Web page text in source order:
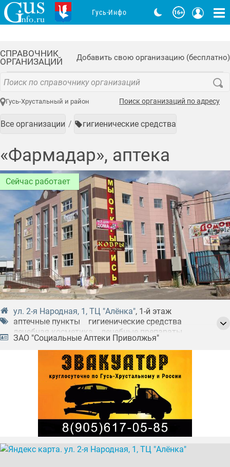
СПРАВОЧНИК
ОРГАНИЗАЦИЙ
Добавить свою организацию (бесплатно)
Гусь-Хрустальный и район Поиск организаций по адресу
Все организации гигиенические средства
«Фармадар», аптека
Сейчас работает
ул. 2-я Народная, 1, ТЦ "Алёнка", 1-й этаж
аптечные пункты
гигиенические средства
лечебная косметика
лечебные препараты
медицинское оборудование
медтехника
ЗАО "Социальные Аптеки Приволжья"
Гусь-Инфо